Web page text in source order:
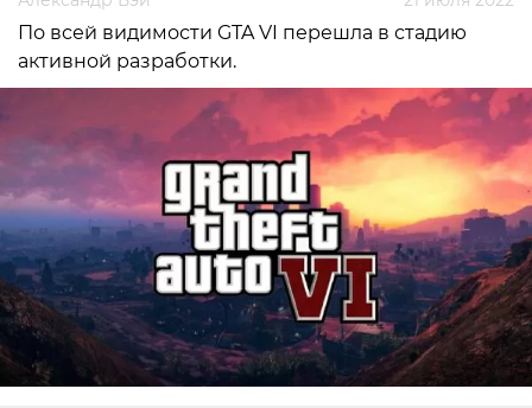
По всей видимости GTA VI перешла в стадию
активной разработки.